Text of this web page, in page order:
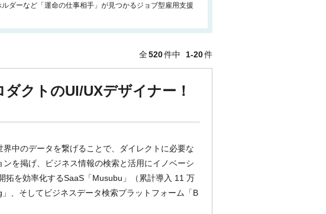
ダーなど「運命の仕事相手」が見つかるジョブ型雇用支援
全520件中 1-20件
ダクトのUI/UXデザイナー！
中のデータを繋げることで、ダイレクトに必要な
を掲げ、ビジネス情報の検索と活用にイノベーシ
拓を効率化するSaaS「Musubu」（累計導入 11 万
、そしてビジネスデータ検索プラットフォーム「B